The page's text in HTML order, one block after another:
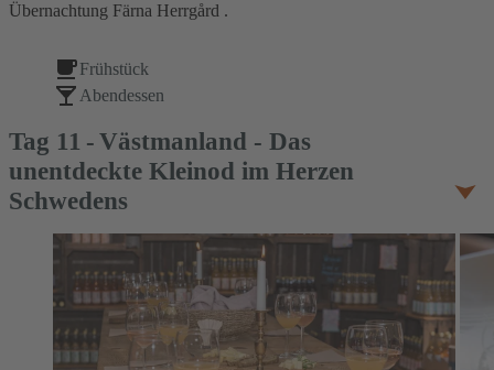
Übernachtung Färna Herrgård .
Frühstück
Abendessen
Tag 11
Västmanland - Das
unentdeckte Kleinod im Herzen
Schwedens